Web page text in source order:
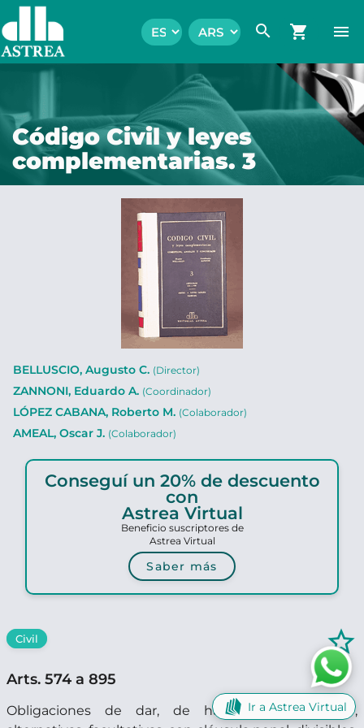
search shopping_cart menu
Código Civil y leyes
complementarias. 3
BELLUSCIO, Augusto C. (Director)
ZANNONI, Eduardo A. (Coordinador)
LÓPEZ CABANA, Roberto M. (Colaborador)
AMEAL, Oscar J. (Colaborador)
Conseguí un 20% de descuento
con
Astrea Virtual
Beneficio suscriptores de
Astrea Virtual
Saber más
Civil star_border
Arts. 574 a 895
Obligaciones de dar, de hacer, de no hacer,
Ir a Astrea Virtual